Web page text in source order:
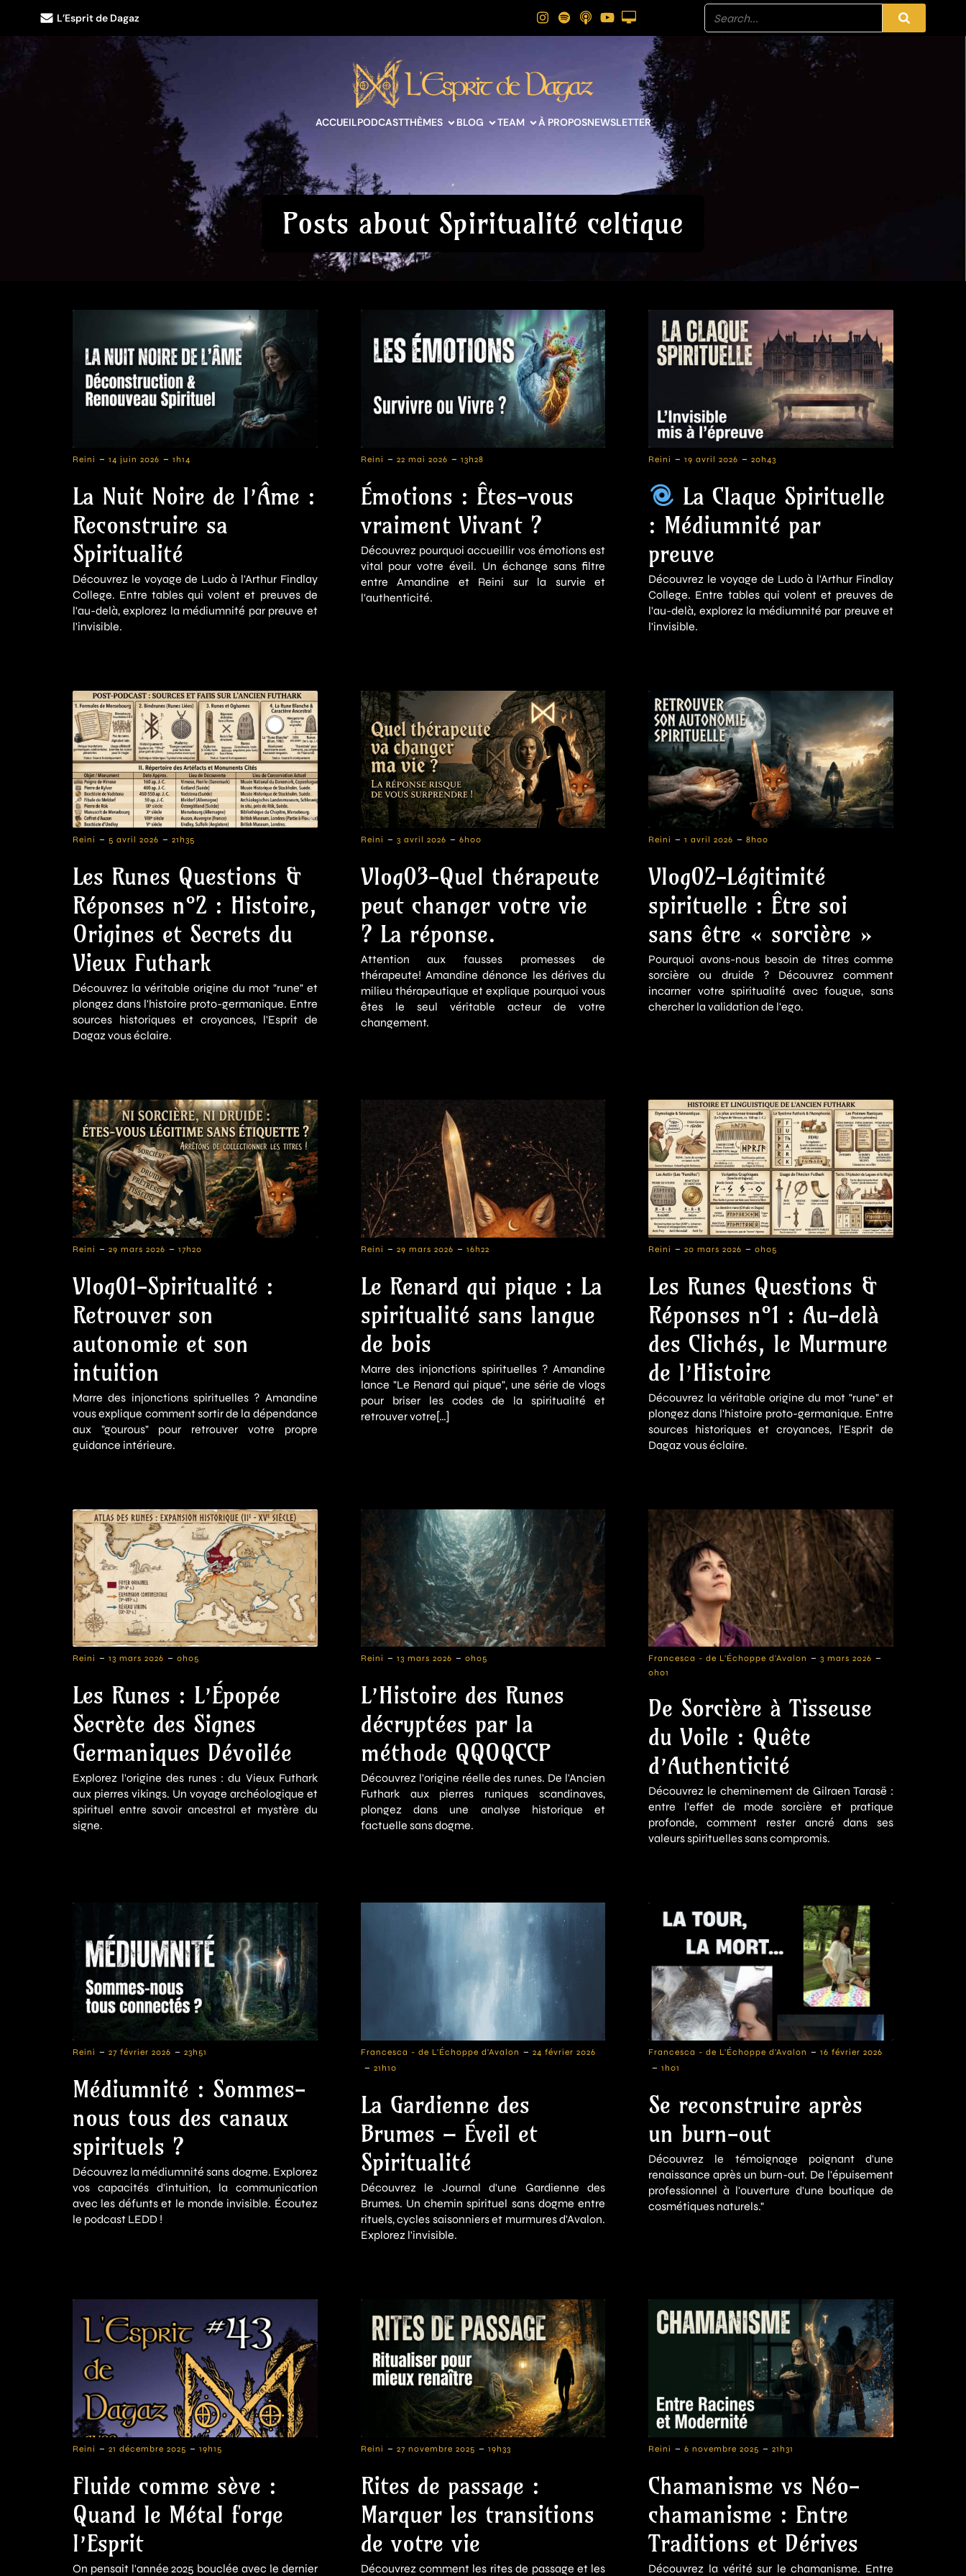
L’Esprit de Dagaz
ACCUEILPODCASTTHÈMES BLOG TEAM À PROPOSNEWSLETTER
Posts about Spiritualité celtique
Reini - 14 juin 2026 - 1h14
La Nuit Noire de l’Âme :
Reconstruire sa
Spiritualité
Découvrez le voyage de Ludo à l'Arthur Findlay
College. Entre tables qui volent et preuves de
l'au-delà, explorez la médiumnité par preuve et
l'invisible.
Reini - 22 mai 2026 - 13h28
Émotions : Êtes-vous
vraiment Vivant ?
Découvrez pourquoi accueillir vos émotions est
vital pour votre éveil. Un échange sans filtre
entre Amandine et Reini sur la survie et
l'authenticité.
Reini - 19 avril 2026 - 20h43
La Claque Spirituelle
: Médiumnité par
preuve
Découvrez le voyage de Ludo à l'Arthur Findlay
College. Entre tables qui volent et preuves de
l'au-delà, explorez la médiumnité par preuve et
l'invisible.
Reini - 5 avril 2026 - 21h35
Les Runes Questions &
Réponses n°2 : Histoire,
Origines et Secrets du
Vieux Futhark
Découvrez la véritable origine du mot "rune" et
plongez dans l'histoire proto-germanique. Entre
sources historiques et croyances, l'Esprit de
Dagaz vous éclaire.
Reini - 3 avril 2026 - 6h00
Vlog03-Quel thérapeute
peut changer votre vie
? La réponse.
Attention aux fausses promesses de
thérapeute! Amandine dénonce les dérives du
milieu thérapeutique et explique pourquoi vous
êtes le seul véritable acteur de votre
changement.
Reini - 1 avril 2026 - 8h00
Vlog02-Légitimité
spirituelle : Être soi
sans être « sorcière »
Pourquoi avons-nous besoin de titres comme
sorcière ou druide ? Découvrez comment
incarner votre spiritualité avec fougue, sans
chercher la validation de l'ego.
Reini - 29 mars 2026 - 17h20
Vlog01-Spiritualité :
Retrouver son
autonomie et son
intuition
Marre des injonctions spirituelles ? Amandine
vous explique comment sortir de la dépendance
aux "gourous" pour retrouver votre propre
guidance intérieure.
Reini - 29 mars 2026 - 16h22
Le Renard qui pique : La
spiritualité sans langue
de bois
Marre des injonctions spirituelles ? Amandine
lance "Le Renard qui pique", une série de vlogs
pour briser les codes de la spiritualité et
retrouver votre[…]
Reini - 20 mars 2026 - 0h05
Les Runes Questions &
Réponses n°1 : Au-delà
des Clichés, le Murmure
de l’Histoire
Découvrez la véritable origine du mot "rune" et
plongez dans l'histoire proto-germanique. Entre
sources historiques et croyances, l'Esprit de
Dagaz vous éclaire.
Reini - 13 mars 2026 - 0h05
Les Runes : L’Épopée
Secrète des Signes
Germaniques Dévoilée
Explorez l'origine des runes : du Vieux Futhark
aux pierres vikings. Un voyage archéologique et
spirituel entre savoir ancestral et mystère du
signe.
Reini - 13 mars 2026 - 0h05
L’Histoire des Runes
décryptées par la
méthode QQOQCCP
Découvrez l'origine réelle des runes. De l'Ancien
Futhark aux pierres runiques scandinaves,
plongez dans une analyse historique et
factuelle sans dogme.
Francesca - de L'Échoppe d'Avalon - 3 mars 2026 -
0h01
De Sorcière à Tisseuse
du Voile : Quête
d’Authenticité
Découvrez le cheminement de Gilraen Tarasë :
entre l'effet de mode sorcière et pratique
profonde, comment rester ancré dans ses
valeurs spirituelles sans compromis.
Reini - 27 février 2026 - 23h51
Médiumnité : Sommes-
nous tous des canaux
spirituels ?
Découvrez la médiumnité sans dogme. Explorez
vos capacités d'intuition, la communication
avec les défunts et le monde invisible. Écoutez
le podcast LEDD !
Francesca - de L'Échoppe d'Avalon - 24 février 2026
- 21h10
La Gardienne des
Brumes – Éveil et
Spiritualité
Découvrez le Journal d'une Gardienne des
Brumes. Un chemin spirituel sans dogme entre
rituels, cycles saisonniers et murmures d'Avalon.
Explorez l'invisible.
Francesca - de L'Échoppe d'Avalon - 16 février 2026
- 1h01
Se reconstruire après
un burn-out
Découvrez le témoignage poignant d'une
renaissance après un burn-out. De l'épuisement
professionnel à l'ouverture d'une boutique de
cosmétiques naturels."
Reini - 21 décembre 2025 - 19h15
Fluide comme sève :
Quand le Métal forge
l’Esprit
On pensait l'année 2025 bouclée avec le dernier
Reini - 27 novembre 2025 - 19h33
Rites de passage :
Marquer les transitions
de votre vie
Découvrez comment les rites de passage et les
Reini - 6 novembre 2025 - 21h31
Chamanisme vs Néo-
chamanisme : Entre
Traditions et Dérives
Découvrez la vérité sur le chamanisme. Entre